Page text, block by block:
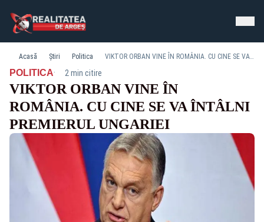
Acasă Știri Politica VIKTOR ORBAN VINE ÎN ROMÂNIA. CU CINE SE VA ÎNTÂLNI PREMIERUL UNGARIEI
POLITICA· 2 min citire
VIKTOR ORBAN VINE ÎN
ROMÂNIA. CU CINE SE VA ÎNTÂLNI
PREMIERUL UNGARIEI